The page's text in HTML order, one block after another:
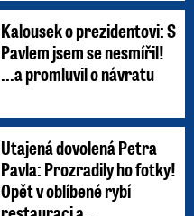
Kalousek o prezidentovi: S
Pavlem jsem se nesmířil!
...a promluvil o návratu
Utajená dovolená Petra
Pavla: Prozradily ho fotky!
Opět v oblíbené rybí